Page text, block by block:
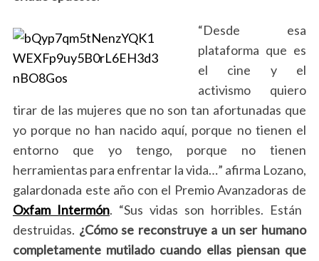
“Desde esa
plataforma que es
el cine y el
activismo quiero
tirar de las mujeres que no son tan afortunadas que
yo porque no han nacido aquí, porque no tienen el
entorno que yo tengo, porque no tienen
herramientas para enfrentar la vida…” afirma Lozano,
galardonada este año con el Premio Avanzadoras de
Oxfam Intermón. “Sus vidas son horribles. Están
destruidas. ¿Cómo se reconstruye a un ser humano
completamente mutilado cuando ellas piensan que